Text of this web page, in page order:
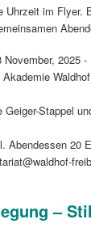
Uhrzeit im Flyer.
2025 -
Akademie
Geiger-Stappel
Abendessen 20
–